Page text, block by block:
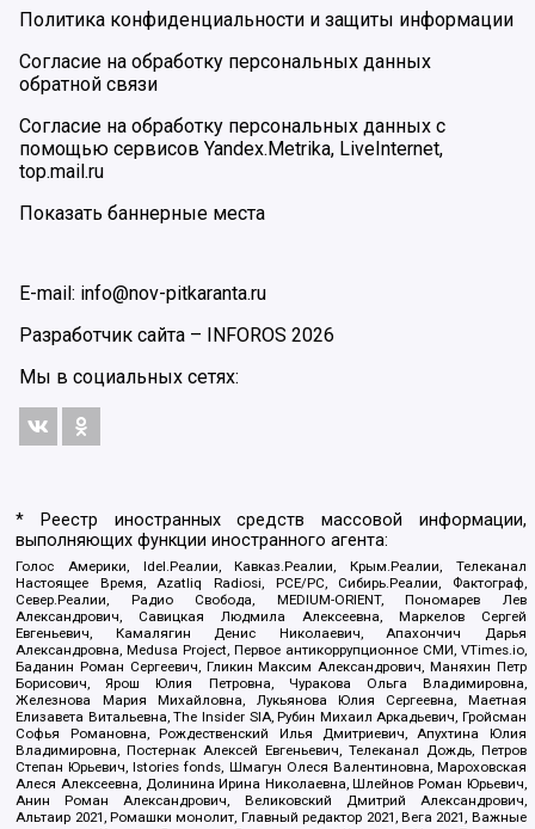
Политика конфиденциальности и защиты информации
Согласие на обработку персональных данных
обратной связи
Согласие на обработку персональных данных с
помощью сервисов Yandex.Metrika, LiveInternet,
top.mail.ru
Показать баннерные места
E-mail: info@nov-pitkaranta.ru
Разработчик сайта –
INFOROS 2026
Мы в социальных сетях:
* Реестр иностранных средств массовой информации,
выполняющих функции иностранного агента:
Голос Америки, Idel.Реалии, Кавказ.Реалии, Крым.Реалии, Телеканал
Настоящее Время, Azatliq Radiosi, PCE/PC, Сибирь.Реалии, Фактограф,
Север.Реалии, Радио Свобода, MEDIUM-ORIENT, Пономарев Лев
Александрович, Савицкая Людмила Алексеевна, Маркелов Сергей
Евгеньевич, Камалягин Денис Николаевич, Апахончич Дарья
Александровна, Medusa Project, Первое антикоррупционное СМИ, VTimes.io,
Баданин Роман Сергеевич, Гликин Максим Александрович, Маняхин Петр
Борисович, Ярош Юлия Петровна, Чуракова Ольга Владимировна,
Железнова Мария Михайловна, Лукьянова Юлия Сергеевна, Маетная
Елизавета Витальевна, The Insider SIA, Рубин Михаил Аркадьевич, Гройсман
Софья Романовна, Рождественский Илья Дмитриевич, Апухтина Юлия
Владимировна, Постернак Алексей Евгеньевич, Телеканал Дождь, Петров
Степан Юрьевич, Istories fonds, Шмагун Олеся Валентиновна, Мароховская
Алеся Алексеевна, Долинина Ирина Николаевна, Шлейнов Роман Юрьевич,
Анин Роман Александрович, Великовский Дмитрий Александрович,
Альтаир 2021, Ромашки монолит, Главный редактор 2021, Вега 2021, Важные